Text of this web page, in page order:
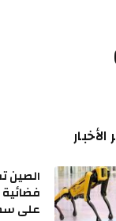
الأخبار
الصين
على